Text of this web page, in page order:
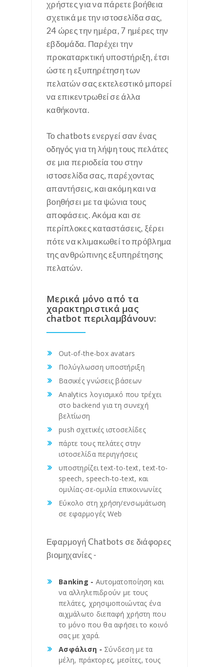
χρήστες για να πάρετε βοήθεια
σχετικά με την ιστοσελίδα σας,
24 ώρες την ημέρα, 7 ημέρες την
εβδομάδα. Παρέχει την
προκαταρκτική υποστήριξη, έτσι
ώστε η εξυπηρέτηση των
πελατών σας εκτελεστικό μπορεί
να επικεντρωθεί σε άλλα
καθήκοντα.
Το chatbots ενεργεί σαν ένας
οδηγός για τη λήψη τους πελάτες
σε μια περιοδεία του στην
ιστοσελίδα σας, παρέχοντας
απαντήσεις, και ακόμη και να
βοηθήσει με τα ψώνια τους
αποφάσεις. Ακόμα και σε
περίπλοκες καταστάσεις, ξέρει
πότε να κλιμακωθεί το πρόβλημα
της ανθρώπινης εξυπηρέτησης
πελατών.
Μερικά μόνο από τα
χαρακτηριστικά μας
chatbot περιλαμβάνουν:
Out-of-the-box avatars
Πολύγλωσση υποστήριξη
Βασικές γνώσεις βάσεων
Analytics λογισμικό που τρέχει
στο backend για τη συνεχή
βελτίωση
push σχετικές ιστοσελίδες
πάρτε τους πελάτες στην
ιστοσελίδα περιηγήσεις
υποστηρίζει text-to-text, text-to-
speech, speech-to-text, και
ομιλίας-σε-ομιλία επικοινωνίες
Εύκολο στη χρήση/ενσωμάτωση
σε εφαρμογές Web
Εφαρμογή Chatbots σε διάφορες
βιομηχανίες -
Banking - Αυτοματοποίηση και
να αλληλεπιδρούν με τους
πελάτες, χρησιμοποιώντας ένα
αιχμάλωτο διεπαφή χρήστη που
το μόνο που θα αφήσει το κοινό
σας με χαρά.
Ασφάλιση - Σύνδεση με τα
μέλη, πράκτορες, μεσίτες, τους